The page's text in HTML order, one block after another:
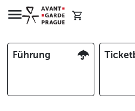
Führung